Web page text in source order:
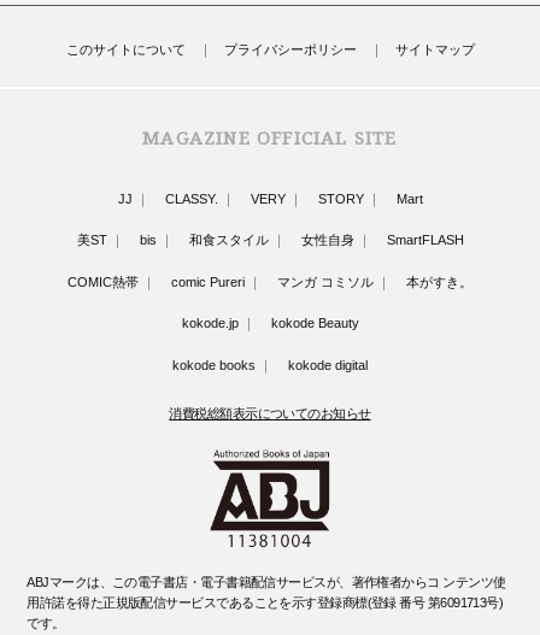
このサイトについて プライバシーポリシー サイトマップ
MAGAZINE OFFICIAL SITE
JJ CLASSY. VERY STORY Mart
美ST bis 和食スタイル 女性自身 SmartFLASH
COMIC熱帯 comic Pureri マンガ コミソル 本がすき。
kokode.jp kokode Beauty
kokode books kokode digital
消費税総額表示についてのお知らせ
ABJマークは、この電子書店・電子書籍配信サービスが、著作権者からコ ンテンツ使
用許諾を得た正規版配信サービスであることを示す登録商標(登録 番号 第6091713号)
です。